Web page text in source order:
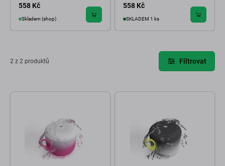
558 Kč
Skladem (shop)
558 Kč
SKLADEM 1 ks
2 z 2 produktů Filtrovat